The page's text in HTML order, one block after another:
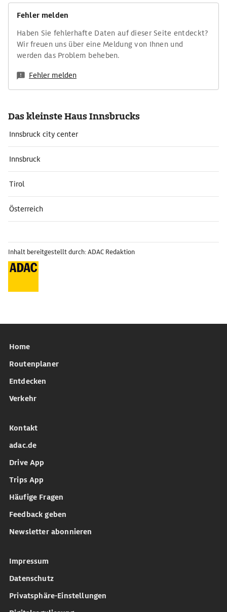
Fehler melden
Haben Sie fehlerhafte Daten auf dieser Seite entdeckt?
Wir freuen uns über eine Meldung von Ihnen und
werden das Problem beheben.
Fehler melden
Das kleinste Haus Innsbrucks
Innsbruck city center
Innsbruck
Tirol
Österreich
Inhalt bereitgestellt durch: ADAC Redaktion
Home
Routenplaner
Entdecken
Verkehr
Kontakt
adac.de
Drive App
Trips App
Häufige Fragen
Feedback geben
Newsletter abonnieren
Impressum
Datenschutz
Privatsphäre-Einstellungen